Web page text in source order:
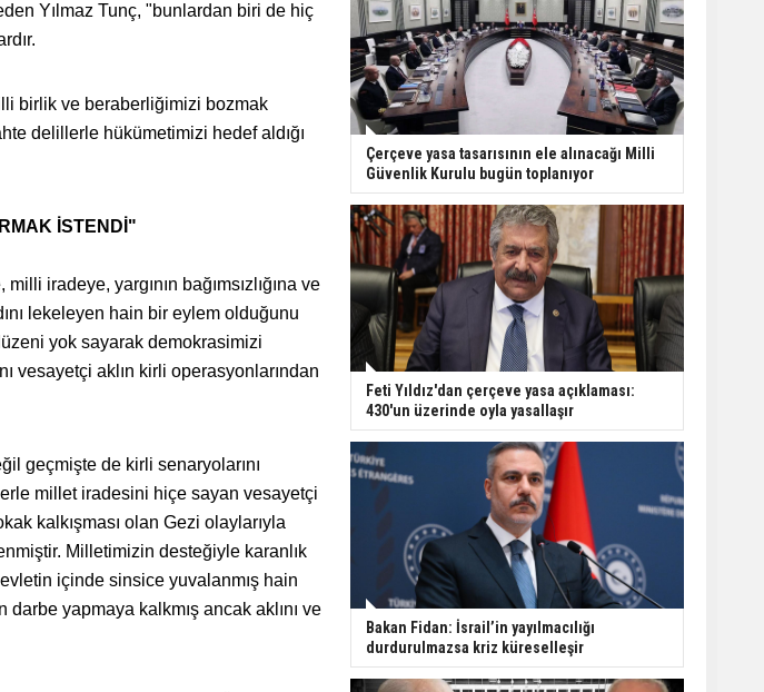
Yılmaz Tunç, "bunlardan biri de hiç
birlik ve beraberliğimizi bozmak
delillerle hükümetimizi hedef aldığı
İSTENDİ"
iradeye, yargının bağımsızlığına ve
lekeleyen hain bir eylem olduğunu
yok sayarak demokrasimizi
vesayetçi aklın kirli operasyonlarından
geçmişte de kirli senaryolarını
millet iradesini hiçe sayan vesayetçi
kalkışması olan Gezi olaylarıyla
Milletimizin desteğiyle karanlık
içinde sinsice yuvalanmış hain
yapmaya kalkmış ancak aklını ve
Çerçeve yasa tasarısının ele alınacağı Milli
Güvenlik Kurulu bugün toplanıyor
Feti Yıldız'dan çerçeve yasa açıklaması:
430'un üzerinde oyla yasallaşır
Bakan Fidan: İsrail’in yayılmacılığı
durdurulmazsa kriz küreselleşir